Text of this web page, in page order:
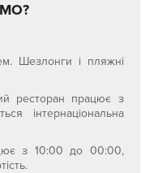
Шезлонги і пляжні
ресторан працює з
інтернаціональна
з 10:00 до 00:00,